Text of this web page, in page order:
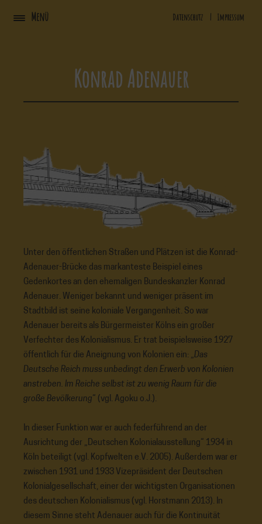
Inhalt
Menü Datenschutz | Impressum
Konrad Adenauer
Unter den öffentlichen Straßen und Plätzen ist die Konrad-
Adenauer-Brücke das markanteste Beispiel eines
Gedenkortes an den ehemaligen Bundeskanzler Konrad
Adenauer. Weniger bekannt und weniger präsent im
Stadtbild ist seine koloniale Vergangenheit. So war
Adenauer bereits als Bürgermeister Kölns ein großer
Verfechter des Kolonialismus. Er trat beispielsweise 1927
öffentlich für die Aneignung von Kolonien ein: „Das
Deutsche Reich muss unbedingt den Erwerb von Kolonien
anstreben. Im Reiche selbst ist zu wenig Raum für die
große Bevölkerung “ (vgl. Agoku o.J.).
In dieser Funktion war er auch federführend an der
Ausrichtung der „Deutschen Kolonialausstellung“ 1934 in
Köln beteiligt (vgl. Kopfwelten e.V. 2005). Außerdem war er
zwischen 1931 und 1933 Vizepräsident der Deutschen
Kolonialgesellschaft, einer der wichtigsten Organisationen
des deutschen Kolonialismus (vgl. Horstmann 2013). In
diesem Sinne steht Adenauer auch für die Kontinuität